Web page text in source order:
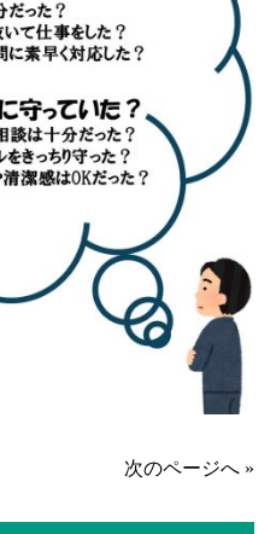
次のページへ »